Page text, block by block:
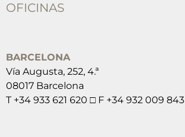
OFICINAS
BARCELONA
Vía Augusta, 252, 4.ª
08017 Barcelona
T +34 933 621 620 □ F +34 932 009 843